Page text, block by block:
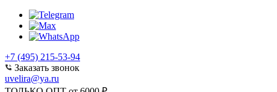
+7 (495) 215-53-94
Заказать звонок
uvelira@ya.ru